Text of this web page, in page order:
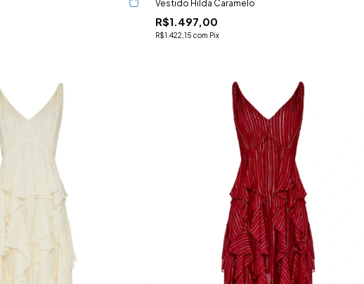
Vestido Hilda Caramelo
R$1.497,00
R$1.422,15 com Pix